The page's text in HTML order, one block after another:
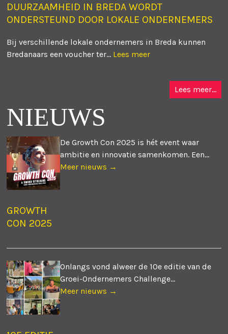
DUURZAAMHEID IN BREDA WORDT
ONDERSTEUND DOOR LOKALE ONDERNEMERS
Bij verschillende lokale ondernemers in Breda kunnen
Bredanaars een voucher ter... Lees meer
Lees meer...
NIEUWS
GROWTH
CON 2025
De Growth Con 2025 is hét event waar
ambitie en innovatie samenkomen. Een...
Meer nieuws →
Onlangs vond alweer de 10e editie van de
Groei-Ondernemers Challenge...
Meer nieuws →